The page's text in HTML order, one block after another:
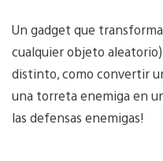
Un gadget que
cualquier objeto
distinto, como convertir
una torreta enemiga en
las defensas enemigas!